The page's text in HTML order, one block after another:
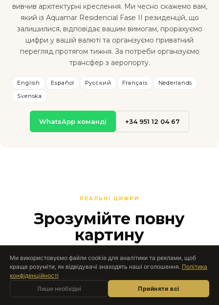
вивчив архітектурні креслення. Ми чесно скажемо вам,
який із Aquamar Residencial Fase II резиденцій, що
залишилися, відповідає вашим вимогам, прорахуємо
цифри у вашій валюті та організуємо приватний
перегляд протягом тижня. За потреби організуємо
трансфер з аеропорту.
English Español Русский Français
Nederlands
Svenska
WhatsApp команді +34 951 12 04 67
РЕАЛЬНІ ЦИФРИ
Зрозумійте повну
картину
Купівля в Іспанії передбачає податки та збори,
які часто застають зненацька міжнародних
покупців-початківців. Ми показуємо кожну
важливу цифру.
Запитати Roccabox
AI-АСИСТЕНТ · ОНЛАЙН
Ми використовуємо файли cookie для аналітики та реклами, щоб
краще розуміти, як відвідувачі знаходять наші оголошення. Політика
конфіденційності
Лише необхідні
Прийняти всі